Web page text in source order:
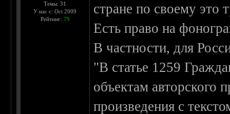
Темы: 31
У нас с: Oct 2009
Рейтинг: 79
стране по своему это
Есть право на
В частности, для
"В статье 1259
объектам авторского
произведения с